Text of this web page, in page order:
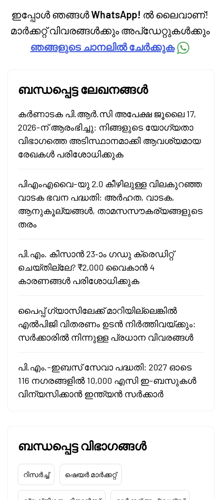
ഇപ്പോൾ ഞങ്ങൾWhatsApp! ൽ ലൈവാണ്!
മാർക്കറ്റ് വിവരങ്ങൾക്കും അപ്‌ഡേറ്റുകൾക്കും
ഞങ്ങളുടെ ചാനലിൽ ചേർക്കുക
ബന്ധപ്പെട്ട ലേഖനങ്ങൾ
കർണാടക പി.ആർ.സി അപേക്ഷ ജൂലൈ 17,
2026-ന് ആരംഭിച്ചു: നിങ്ങളുടെ യോഗ്യതാ
വിഭാഗത്തെ അടിസ്ഥാനമാക്കി ആവശ്യമായ
രേഖകൾ പരിശോധിക്കുക
പിഎംഎവൈ-യു 2.0 കീഴിലുള്ള വിലകുറഞ്ഞ
വാടക ഭവന പദ്ധതി: അർഹത, വാടക,
ആനുകൂല്യങ്ങൾ, താമസസൗകര്യങ്ങളുടെ
തരം
പി.എം. കിസാൻ 23-ാം ഗഡു ക്രെഡിറ്റ്
ചെയ്തില്ലേ? ₹2,000 വൈകാൻ 4
കാരണങ്ങൾ പരിശോധിക്കുക
പൈപ്പ് ഗ്യാസിലേക്ക് മാറിയില്ലെങ്കിൽ
എൽപിജി വിതരണം ഉടൻ നിർത്തിവയ്ക്കും:
സർക്കാരിൽ നിന്നുള്ള പ്രധാന വിവരങ്ങൾ
പി.എം.-ഇബസ് സേവാ പദ്ധതി: 2027 ഓടെ
116 നഗരങ്ങളിൽ 10,000 എസി ഇ-ബസുകൾ
വിന്യസിക്കാൻ ഇന്ത്യൻ സർക്കാർ
ബന്ധപ്പെട്ട വിഭാഗങ്ങൾ
റിസർച്ച് ഷെയർ മാർക്കറ്റ്